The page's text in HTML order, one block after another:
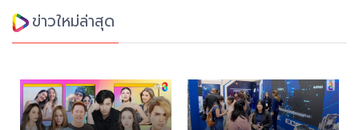
ข่าวใหม่ล่าสุด